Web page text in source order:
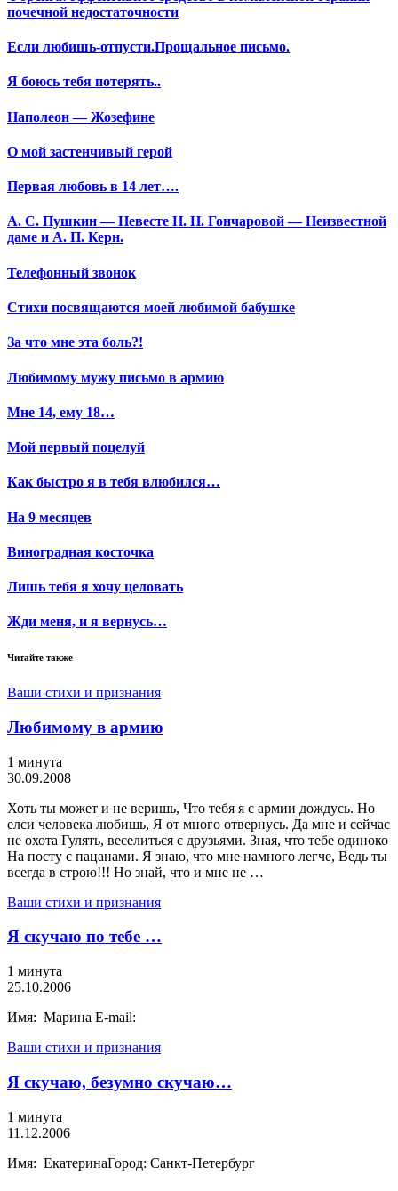
почечной недостаточности
Если любишь-отпусти.Прощальное письмо.
Я боюсь тебя потерять..
Наполеон — Жозефине
О мой застенчивый герой
Первая любовь в 14 лет….
А. С. Пушкин — Невесте Н. Н. Гончаровой — Неизвестной
даме и А. П. Керн.
Телефонный звонок
Стихи посвящаются моей любимой бабушке
За что мне эта боль?!
Любимому мужу письмо в армию
Мне 14, ему 18…
Мой первый поцелуй
Как быстро я в тебя влюбился…
На 9 месяцев
Виноградная косточка
Лишь тебя я хочу целовать
Жди меня, и я вернусь…
Читайте также
Ваши стихи и признания
Любимому в армию
1 минута
30.09.2008
Хоть ты может и не веришь, Что тебя я с армии дождусь. Но
елси человека любишь, Я от много отвернусь. Да мне и сейчас
не охота Гулять, веселиться с друзьями. Зная, что тебе одиноко
На посту с пацанами. Я знаю, что мне намного легче, Ведь ты
всегда в строю!!! Но знай, что и мне не …
Ваши стихи и признания
Я скучаю по тебе …
1 минута
25.10.2006
Имя: Марина E-mail:
Ваши стихи и признания
Я скучаю, безумно скучаю…
1 минута
11.12.2006
Имя: ЕкатеринаГород: Санкт-Петербург